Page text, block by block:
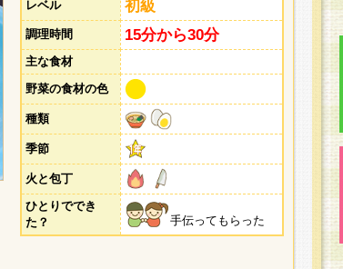
レベル 初級
調理時間 15分から30分
主な食材
野菜の食材の色
種類
季節
火と包丁
ひとりででき
た？
手伝ってもらった